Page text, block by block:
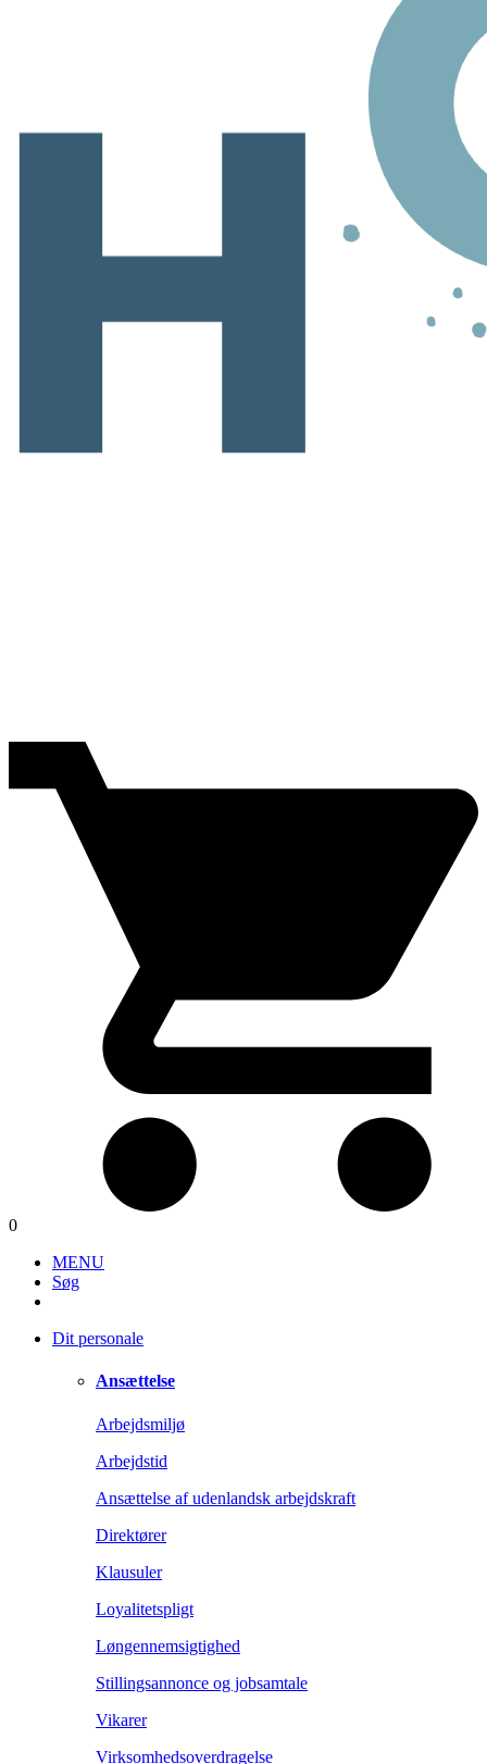
0
MENU
Søg
Dit personale
Ansættelse
Arbejdsmiljø
Arbejdstid
Ansættelse af udenlandsk arbejdskraft
Direktører
Klausuler
Loyalitetspligt
Løngennemsigtighed
Stillingsannonce og jobsamtale
Vikarer
Virksomhedsoverdragelse